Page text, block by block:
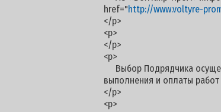
href="http://www.voltyre-
</p>
<p>
</p>
<p>
Выбор Подрядчика
выполнения и оплаты
</p>
<p>